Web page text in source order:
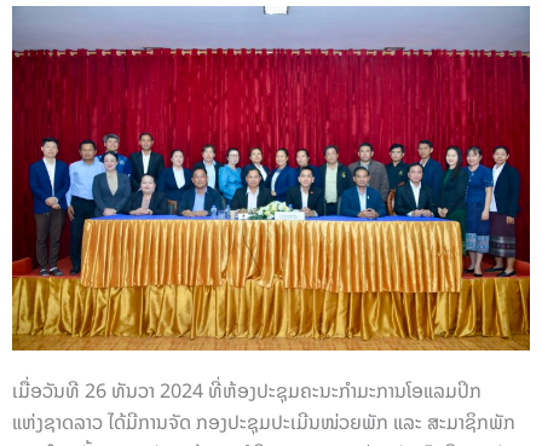
ເມື່ອວັນທີ 26 ທັນວາ 2024 ທີ່ຫ້ອງປະຊຸມຄະນະກຳມະການໂອແລມປິກ
ແຫ່ງຊາດລາວ ໄດ້ມີການຈັດ ກອງປະຊຸມປະເມີນໜ່ວຍພັກ ແລະ ສະມາຊິກພັກ